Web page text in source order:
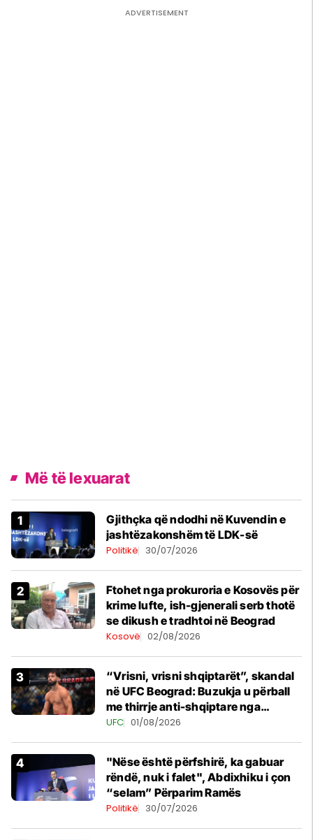
Më të lexuarat
Gjithçka që ndodhi në Kuvendin e
jashtëzakonshëm të LDK-së
Politikë 30/07/2026
Ftohet nga prokuroria e Kosovës për
krime lufte, ish-gjenerali serb thotë
se dikush e tradhtoi në Beograd
Kosovë 02/08/2026
“Vrisni, vrisni shqiptarët”, skandal
në UFC Beograd: Buzukja u përball
me thirrje anti-shqiptare nga
tribunat
UFC 01/08/2026
"Nëse është përfshirë, ka gabuar
rëndë, nuk i falet", Abdixhiku i çon
“selam” Përparim Ramës
Politikë 30/07/2026